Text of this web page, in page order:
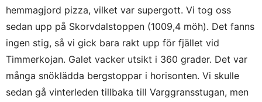
hemmagjord pizza, vilket var supergott. Vi tog oss
sedan upp på Skorvdalstoppen (1009,4 möh). Det fanns
ingen stig, så vi gick bara rakt upp för fjället vid
Timmerkojan. Galet vacker utsikt i 360 grader. Det var
många snöklädda bergstoppar i horisonten. Vi skulle
sedan gå vinterleden tillbaka till Varggransstugan, men